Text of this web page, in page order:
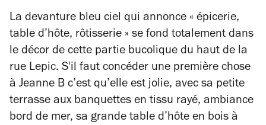
La devanture bleu ciel qui annonce « épicerie,
table d’hôte, rôtisserie » se fond totalement dans
le décor de cette partie bucolique du haut de la
rue Lepic. S'il faut concéder une première chose
à Jeanne B c’est qu’elle est jolie, avec sa petite
terrasse aux banquettes en tissu rayé, ambiance
bord de mer, sa grande table d’hôte en bois à